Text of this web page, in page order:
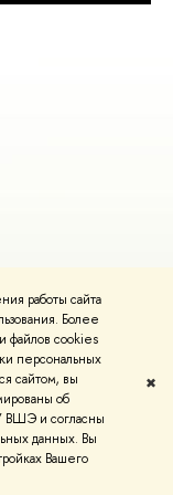
работы сайта
Более
файлов cookies
персональных
сайтом, вы
об
ВШЭ и согласны
данных. Вы
Вашего
✖
использования
сайта
дизайна НИУ ВШЭ